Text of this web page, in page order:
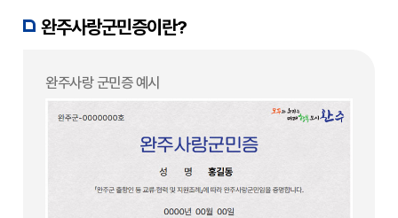
완주사랑군민증이란?
완주사랑 군민증 예시